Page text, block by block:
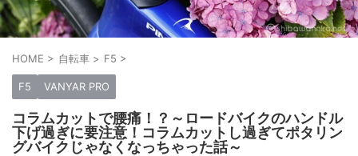
HOME > 自転車 > F5 >
F5 VANYAR PRO
コラムカットで腰痛！？～ロードバイクのハンドル
下げ過ぎに要注意！コラムカットし過ぎてポタリン
グバイクじゃなくなっちゃった話～